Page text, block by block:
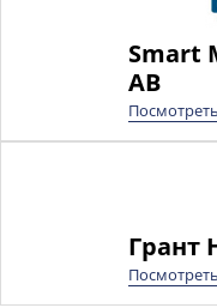
Smart
AB
Грант